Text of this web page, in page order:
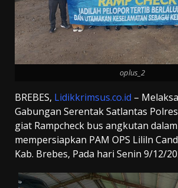
oplus_2
BREBES, Lidikkrimsus.co.id –
Gabungan Serentak Satlantas
giat Rampcheck bus angkutan dalam
mempersiapkan PAM OPS Lililn
Kab. Brebes, Pada hari Senin 9/12/